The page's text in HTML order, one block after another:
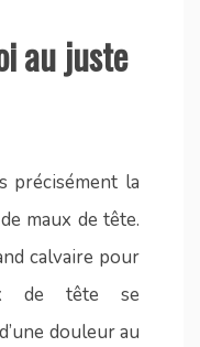
au juste
précisément la
maux de tête.
calvaire pour
de tête se
douleur au